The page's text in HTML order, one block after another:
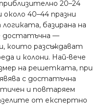
20–24
40–44 празни
базирана на
достатъчна —
които разсъждават
и колони. Най-вече
на решетката, при
с достатъчна
и повтаряем
от експертно